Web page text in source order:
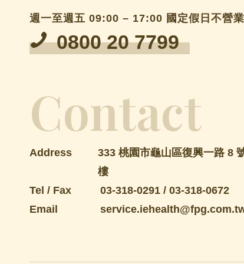
週一至週五 09:00 – 17:00 國定假日不營業
0800 20 7799
Contact
Address
333 桃園市龜山區復興一路 8
樓
Tel / Fax
03-318-0291 / 03-318-0672
Email